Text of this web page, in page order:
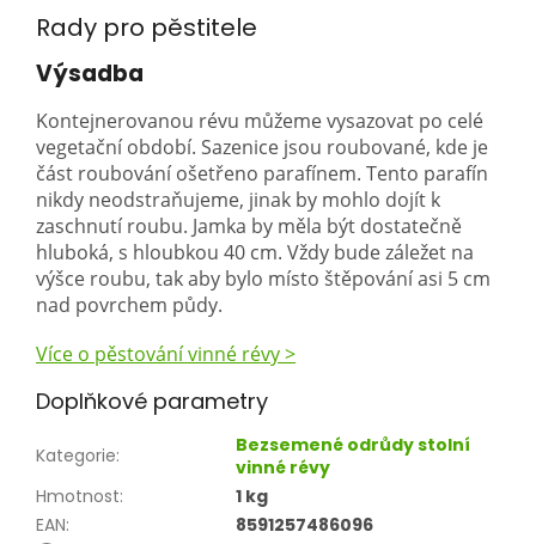
Rady pro pěstitele
Výsadba
Kontejnerovanou révu můžeme vysazovat po celé
vegetační období. Sazenice jsou roubované, kde je
část roubování ošetřeno parafínem. Tento parafín
nikdy neodstraňujeme, jinak by mohlo dojít k
zaschnutí roubu. Jamka by měla být dostatečně
hluboká, s hloubkou 40 cm. Vždy bude záležet na
výšce roubu, tak aby bylo místo štěpování asi 5 cm
nad povrchem půdy.
Více o pěstování vinné révy >
Doplňkové parametry
Kategorie:
Bezsemené odrůdy stolní
vinné révy
Hmotnost:
1 kg
EAN:
8591257486096